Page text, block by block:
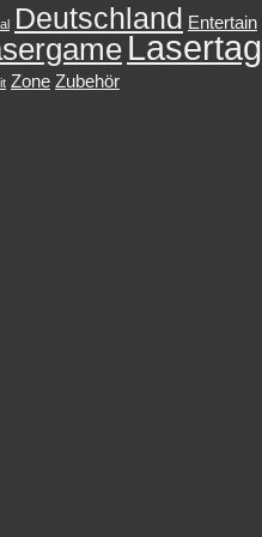
Deutschland Entertain
Lasertag
Zone Zubehör